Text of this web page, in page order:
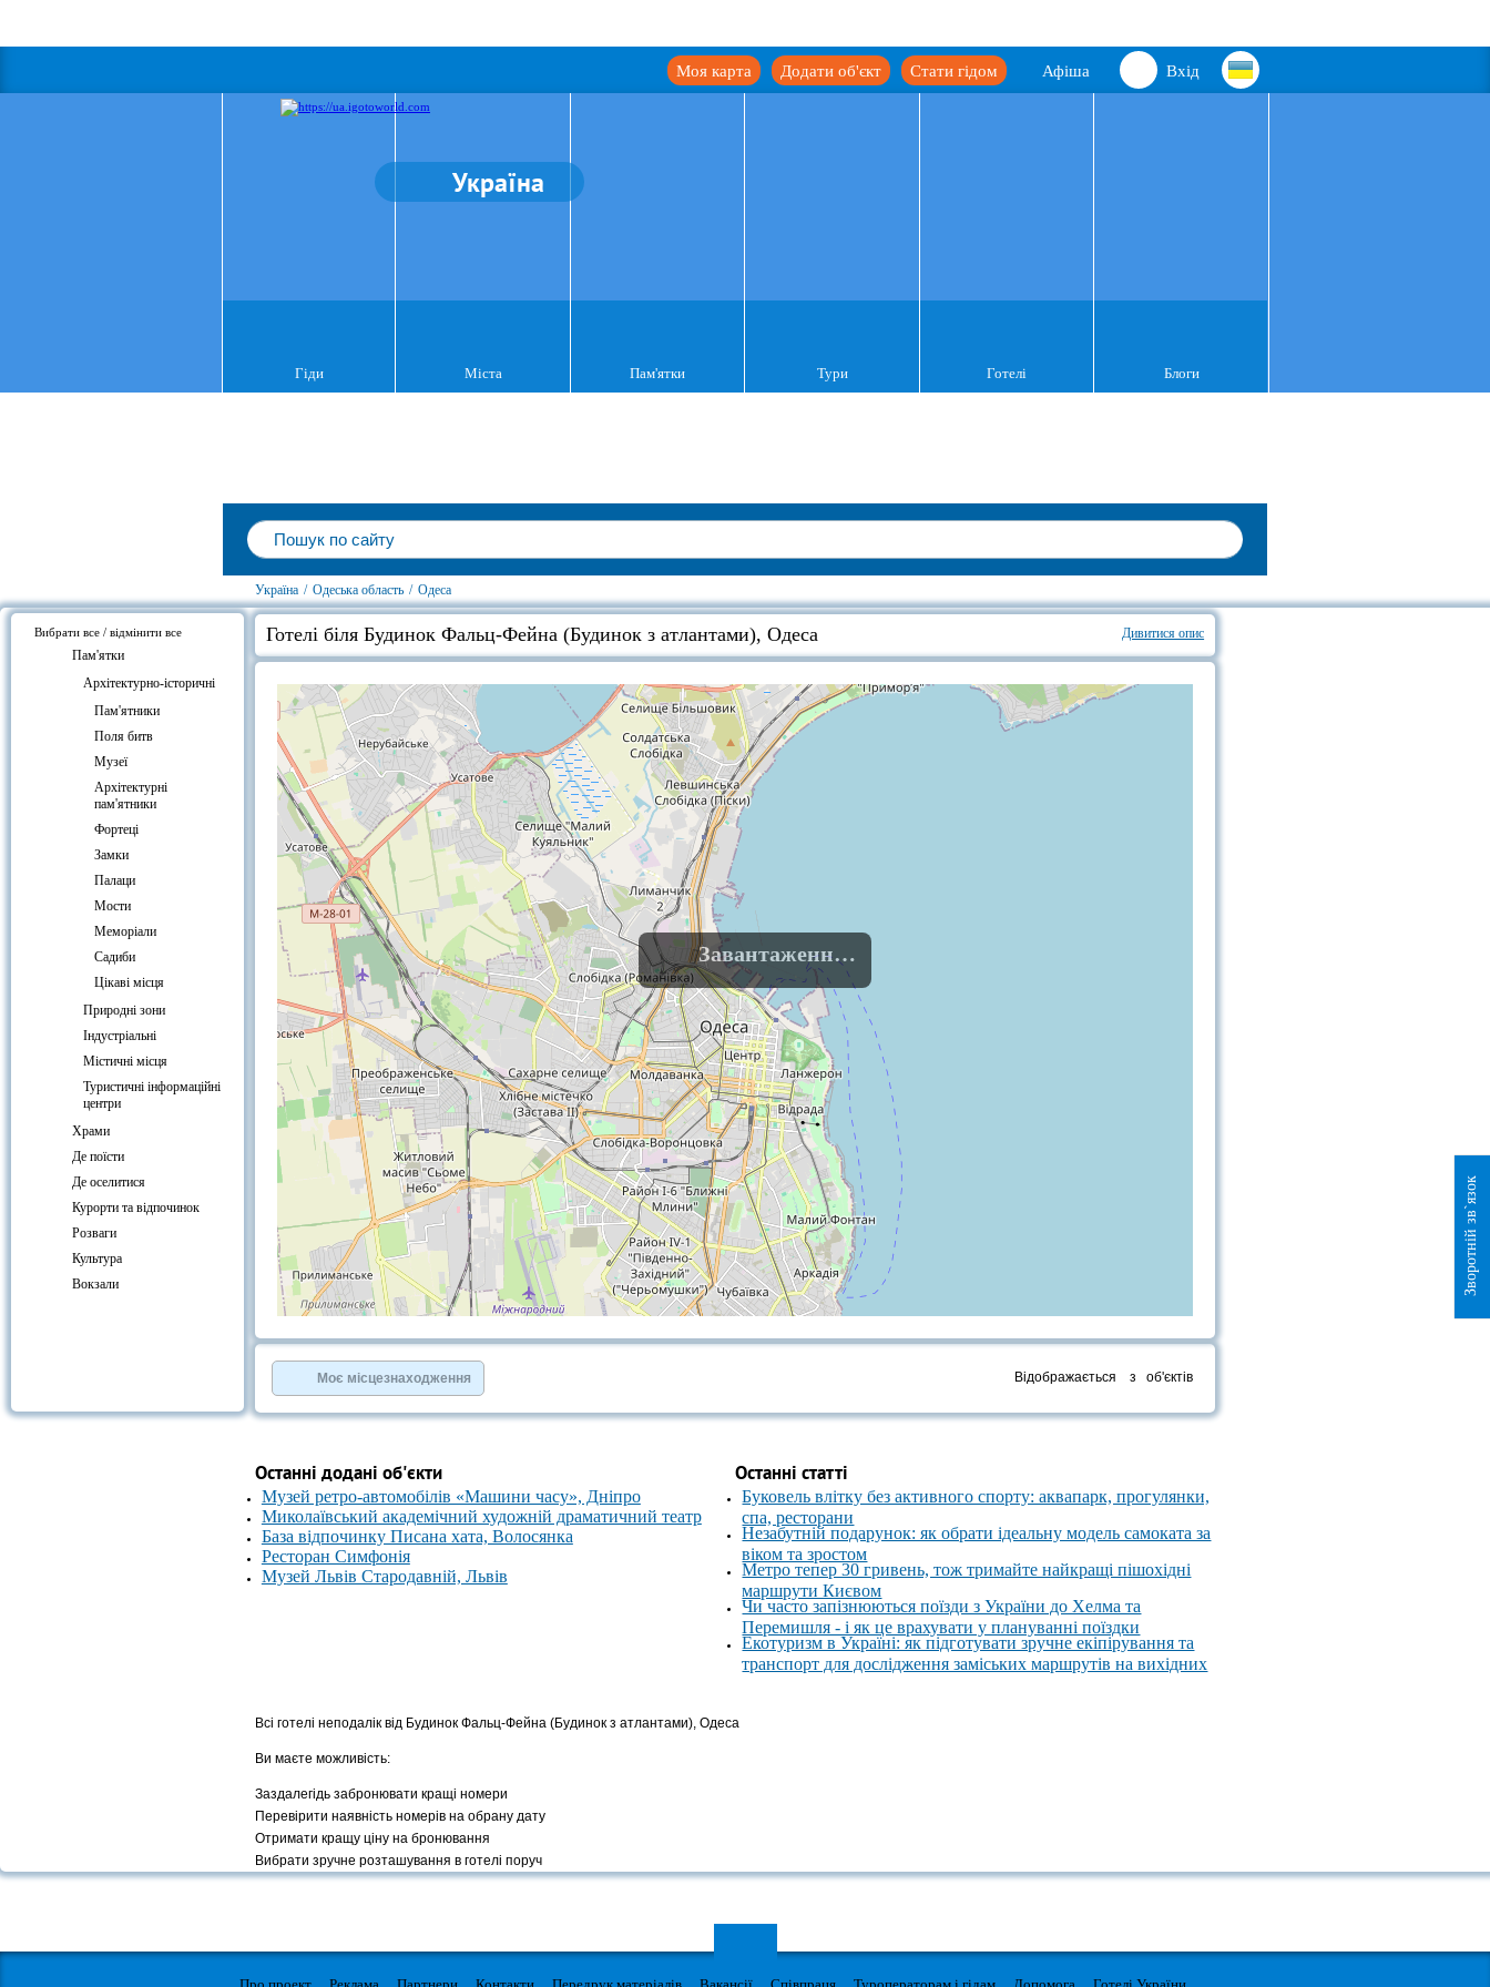
Вхід
Афіша
Стати гідом
Додати об'єкт
Моя карта
Україна
Гіди Міста Пам'ятки Тури Готелі Блоги
Україна / Одеська область / Одеса
Вибрати все / відмінити все
Пам'ятки
Архітектурно-історичні
Пам'ятники
Поля битв
Музеї
Архітектурні
пам'ятники
Фортеці
Замки
Палаци
Мости
Меморіали
Садиби
Цікаві місця
Природні зони
Індустріальні
Містичні місця
Туристичні інформаційні
центри
Храми
Де поїсти
Де оселитися
Курорти та відпочинок
Розваги
Культура
Вокзали
Дивитися опис
Готелі біля Будинок Фальц-Фейна (Будинок з атлантами), Одеса
Завантаження......
OpenStreetMap
»
Моє місцезнаходження Відображається з об'єктів
Останні додані об'єкти
Музей ретро-автомобілів «Машини часу», Дніпро
Миколаївський академічний художній драматичний театр
База відпочинку Писана хата, Волосянка
Ресторан Симфонія
Музей Львів Стародавній, Львів
Останні статті
Буковель влітку без активного спорту: аквапарк, прогулянки,
спа, ресторани
Незабутній подарунок: як обрати ідеальну модель самоката за
віком та зростом
Метро тепер 30 гривень, тож тримайте найкращі пішохідні
маршрути Києвом
Чи часто запізнюються поїзди з України до Хелма та
Перемишля - і як це врахувати у плануванні поїздки
Екотуризм в Україні: як підготувати зручне екіпірування та
транспорт для дослідження заміських маршрутів на вихідних
Всі готелі неподалік від Будинок Фальц-Фейна (Будинок з атлантами), Одеса
Ви маєте можливість:
Заздалегідь забронювати кращі номери
Перевірити наявність номерів на обрану дату
Отримати кращу ціну на бронювання
Вибрати зручне розташування в готелі поруч
Зворотній зв`язок